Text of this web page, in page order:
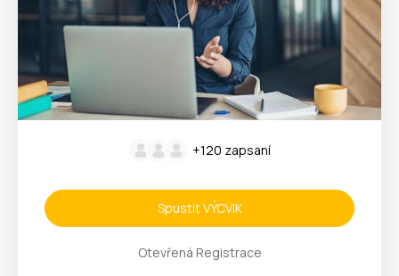
+120 zapsaní
Spustit VÝCVIK
Otevřená Registrace